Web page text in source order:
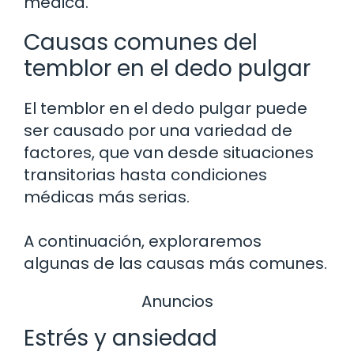
Causas comunes del
temblor en el dedo pulgar
El temblor en el dedo pulgar puede
ser causado por una variedad de
factores, que van desde situaciones
transitorias hasta condiciones
médicas más serias.
A continuación, exploraremos
algunas de las causas más comunes.
Anuncios
Estrés y ansiedad